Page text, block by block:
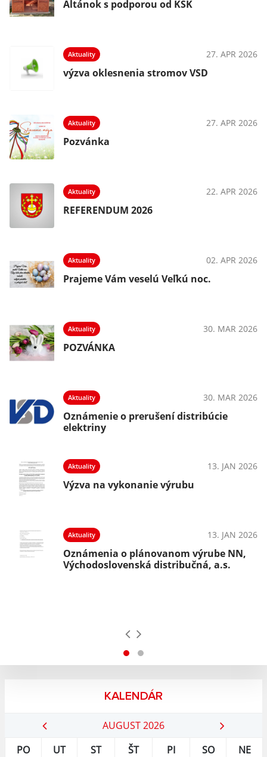
Altánok s podporou od KSK
Aktuality 27. APR 2026
výzva oklesnenia stromov VSD
Aktuality 27. APR 2026
Pozvánka
Aktuality 22. APR 2026
REFERENDUM 2026
Aktuality 02. APR 2026
Prajeme Vám veselú Veľkú noc.
Aktuality 30. MAR 2026
POZVÁNKA
Aktuality 30. MAR 2026
Oznámenie o prerušení distribúcie
elektriny
Aktuality 13. JAN 2026
Výzva na vykonanie výrubu
Aktuality 13. JAN 2026
Oznámenia o plánovanom výrube NN,
Východoslovenská distribučná, a.s.
KALENDÁR
AUGUST 2026
PO
UT ST ŠT PI SO
NE